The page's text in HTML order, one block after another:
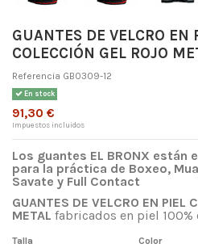
GUANTES DE VELCRO EN
COLECCIÓN GEL ROJO
Referencia GB0309-12
En stock
91,30 €
Impuestos incluidos
Los guantes EL BRONX
para la práctica de Boxeo,
Savate y Full Contact
GUANTES DE VELCRO EN PIEL
METAL fabricados en piel 100%
Talla
Color